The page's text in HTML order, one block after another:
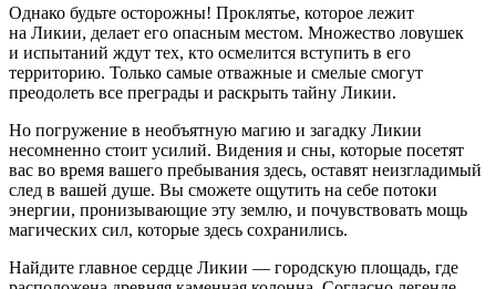
Однако будьте осторожны! Проклятье, которое лежит
на Ликии, делает его опасным местом. Множество ловушек
и испытаний ждут тех, кто осмелится вступить в его
территорию. Только самые отважные и смелые смогут
преодолеть все преграды и раскрыть тайну Ликии.
Но погружение в необъятную магию и загадку Ликии
несомненно стоит усилий. Видения и сны, которые посетят
вас во время вашего пребывания здесь, оставят неизгладимый
след в вашей душе. Вы сможете ощутить на себе потоки
энергии, пронизывающие эту землю, и почувствовать мощь
магических сил, которые здесь сохранились.
Найдите главное сердце Ликии — городскую площадь, где